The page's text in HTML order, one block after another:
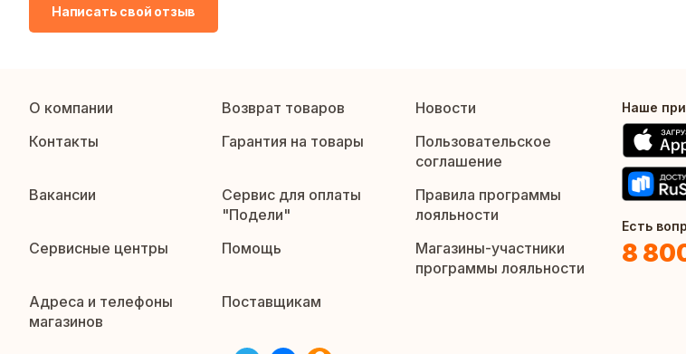
Написать свой отзыв
О компании Возврат товаров
Новости
Контакты
Гарантия на товары
Пользовательское
соглашение
Вакансии
Сервис для оплаты
"Подели"
Правила программы
лояльности
Сервисные центры
Помощь
Магазины-участники
программы лояльности
Адреса и телефоны
магазинов
Поставщикам
Наше
Есть
8